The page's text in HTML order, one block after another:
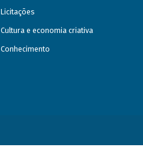
Licitações
Cultura e economia criativa
Conhecimento